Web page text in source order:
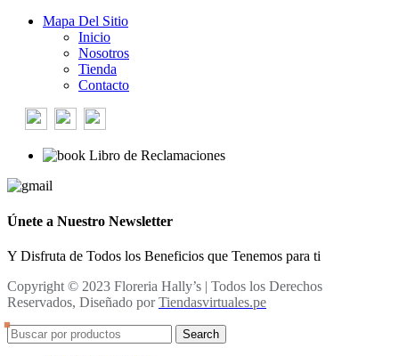
Mapa Del Sitio
Inicio
Nosotros
Tienda
Contacto
Libro de Reclamaciones
Únete a Nuestro Newsletter
Y Disfruta de Todos los Beneficios que Tenemos para ti
Copyright © 2023 Floreria Hally’s | Todos los Derechos
Reservados, Diseñado porTiendasvirtuales.pe
Search